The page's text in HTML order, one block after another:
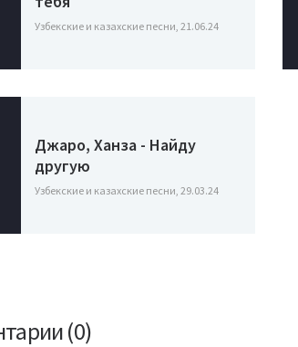
Узбекские и казахские песни, 21.06.24
Джаро, Ханза - Найду
другую
Узбекские и казахские песни, 29.03.24
(0)